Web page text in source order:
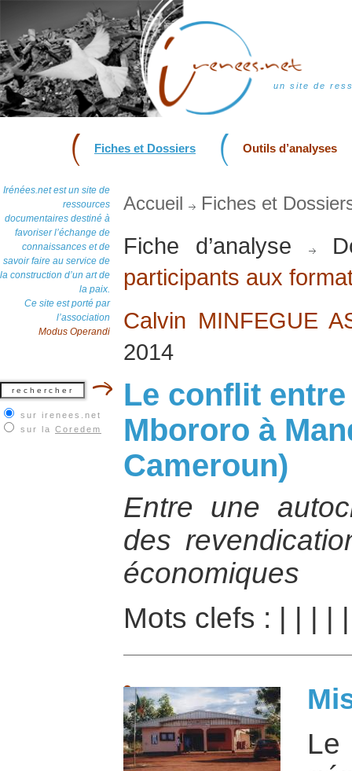
un site de
Fiches et Dossiers Outils d’analyses
Irénées.net est un site de
ressources
documentaires destiné à
favoriser l’échange de
connaissances et de
savoir faire au service de
la construction d’un art de
la paix.
Ce site est porté par
l’association
Modus Operandi
sur irenees.net
sur la Coredem
Accueil Fiches et
Fiche d’analyse
participants aux
Calvin MINFEGUE
2014
Le conflit entre
Mbororo à
Cameroun)
Entre une
des
économiques
Mots clefs :